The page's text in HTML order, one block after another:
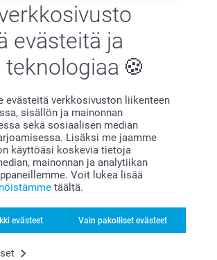
evästeitä ja
evästeitä verkkosivuston liikenteen
sisällön ja mainonnan
sekä sosiaalisen median
Lisäksi me jaamme
käyttöäsi koskevia tietoja
mainonnan ja analytiikan
Voit lukea lisää
täältä.
evästeet Vain pakolliset evästeet
täällä sinun vuoksesi
Tilaa uutiskirje
tähän